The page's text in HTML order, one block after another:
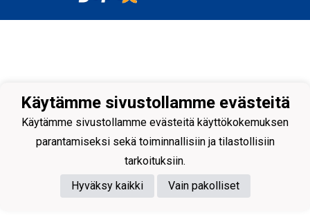
Käytämme sivustollamme evästeitä
Käytämme sivustollamme evästeitä käyttökokemuksen
parantamiseksi sekä toiminnallisiin ja tilastollisiin
tarkoituksiin.
Hyväksy kaikki
Vain pakolliset